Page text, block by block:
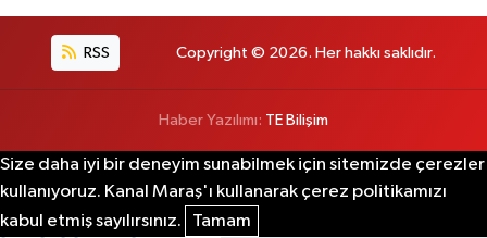
RSS Copyright © 2026. Her hakkı saklıdır.
Haber Yazılımı: TE Bilişim
Size daha iyi bir deneyim sunabilmek için sitemizde çerezler
kullanıyoruz. Kanal Maraş'ı kullanarak çerez politikamızı
kabul etmiş sayılırsınız.
Tamam